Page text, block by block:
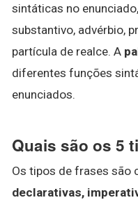
sintáticas no
substantivo, advérbio,
partícula de realce. A
diferentes funções
enunciados.
Quais são os 5
Os tipos de frases são
declarativas,